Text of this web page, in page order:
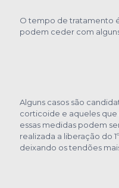
O tempo de tratamento
podem ceder com
Alguns casos são
corticoide e aqueles
essas medidas podem
realizada a liberação do
deixando os tendões